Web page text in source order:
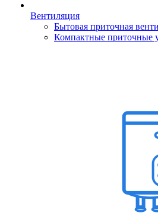
Вентиляция
Бытовая приточная
Компактные приточные